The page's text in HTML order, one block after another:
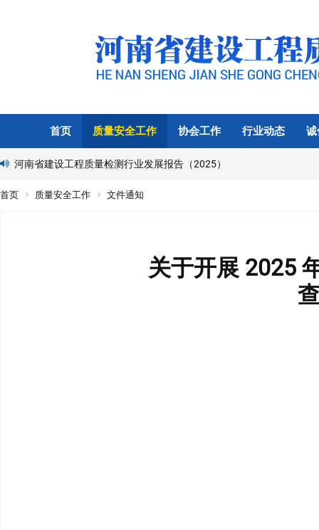
首页 质量安全工作 协会工作 行业动态 诚
河南省建设工程质量检测行业发展报告（2025）
首页 质量安全工作 文件通知
关于开展 2025